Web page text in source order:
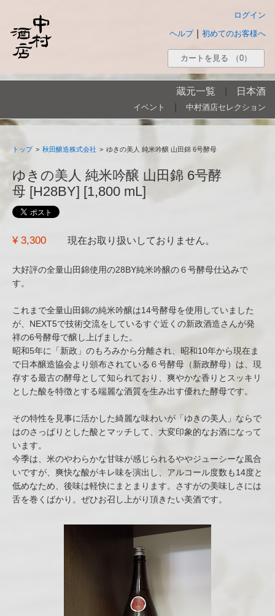
ログイン
初めてのお客様へ
ヘルプ
カートを見る （0）
蔵元一覧 日本酒
イベント 中村酒店セレクション
トップ > 秋田醸造株式会社 > ゆきの美人 純米吟醸 山田錦 6号酵母
ゆきの美人 純米吟醸 山田錦 6号酵
母 [H28BY] [1,800 mL]
¥ 3,300 現在お取り扱いしておりません。
大好評の全量山田錦使用の28BY純米吟醸の６号酵母仕込みで
す。
これまで全量山田錦の純米吟醸は14号酵母を使用していました
が、NEXT5で技術交流をしているすぐ近くの新政酒造さんが発
祥の6号酵母で醸し上げました。
昭和5年に「新政」のもろみから分離され、昭和10年から現在ま
で日本醸造協会より頒布されている６号酵母（新政酵母）は、現
存する最古の酵母として知られており、爽やかな香りとスッキリ
とした酸を特徴とする端麗な酒質を生み出す優れた酵母です。
その特性を見事に活かした綺麗な味わいが「ゆきの美人」ならで
はのさっぱりとした酸とマッチして、大変印象的なお酒になって
います。
今季は、米のやわらかな甘味が感じられるややジューシーな風合
いですが、爽快な酸がキレ味を演出し、アルコール度数も14度と
低めなため、後味は軽快にまとまります。さすがの美味しさには
舌を巻くばかり。ぜひお召し上がり頂きたい美酒です。